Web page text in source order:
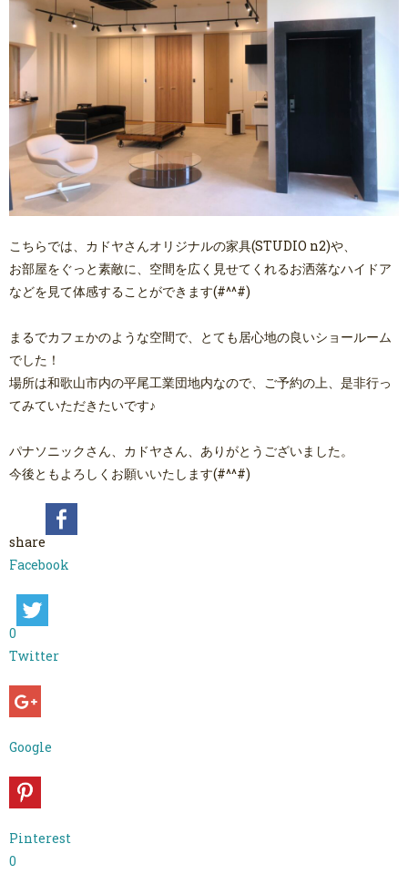
こちらでは、カドヤさんオリジナルの家具(STUDIO n2)や、
お部屋をぐっと素敵に、空間を広く見せてくれるお洒落なハイドア
などを見て体感することができます(#^^#)
まるでカフェかのような空間で、とても居心地の良いショールーム
でした！
場所は和歌山市内の平尾工業団地内なので、ご予約の上、是非行っ
てみていただきたいです♪
パナソニックさん、カドヤさん、ありがとうございました。
今後ともよろしくお願いいたします(#^^#)
share
Facebook
0
Twitter
Google
Pinterest
0